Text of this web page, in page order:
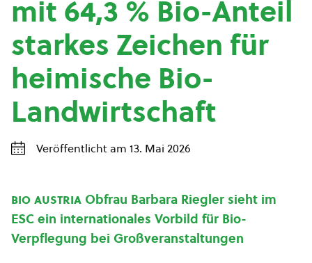
mit 64,3 % Bio-Anteil
starkes Zeichen für
heimische Bio-
Landwirtschaft
Veröffentlicht am 13. Mai 2026
bio austria Obfrau Barbara Riegler sieht im
ESC ein internationales Vorbild für Bio-
Verpflegung bei Großveranstaltungen